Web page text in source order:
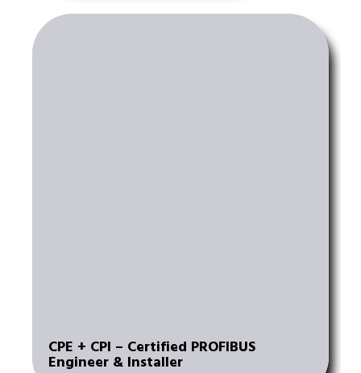
CPE + CPI – Certified PROFIBUS
Engineer & Installer